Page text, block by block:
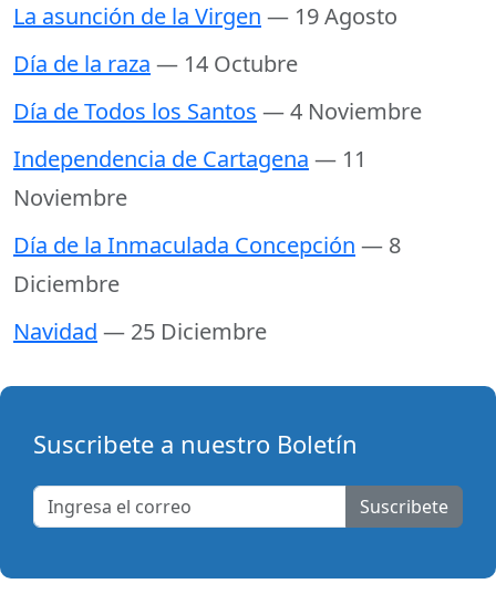
La asunción de la Virgen — 19 Agosto
Día de la raza — 14 Octubre
Día de Todos los Santos — 4 Noviembre
Independencia de Cartagena — 11
Noviembre
Día de la Inmaculada Concepción — 8
Diciembre
Navidad — 25 Diciembre
Suscribete a nuestro Boletín
Suscribete